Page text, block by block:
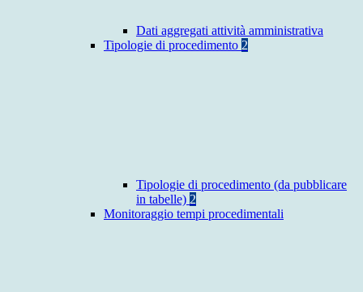
Dati aggregati attività amministrativa
Tipologie di procedimento 2
Tipologie di procedimento (da pubblicare
in tabelle) 2
Monitoraggio tempi procedimentali